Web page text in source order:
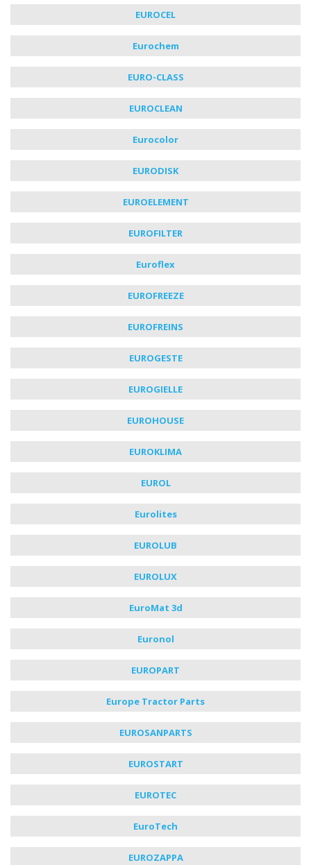
EUROCEL
Eurochem
EURO-CLASS
EUROCLEAN
Eurocolor
EURODISK
EUROELEMENT
EUROFILTER
Euroflex
EUROFREEZE
EUROFREINS
EUROGESTE
EUROGIELLE
EUROHOUSE
EUROKLIMA
EUROL
Eurolites
EUROLUB
EUROLUX
EuroMat 3d
Euronol
EUROPART
Europe Tractor Parts
EUROSANPARTS
EUROSTART
EUROTEC
EuroTech
EUROZAPPA